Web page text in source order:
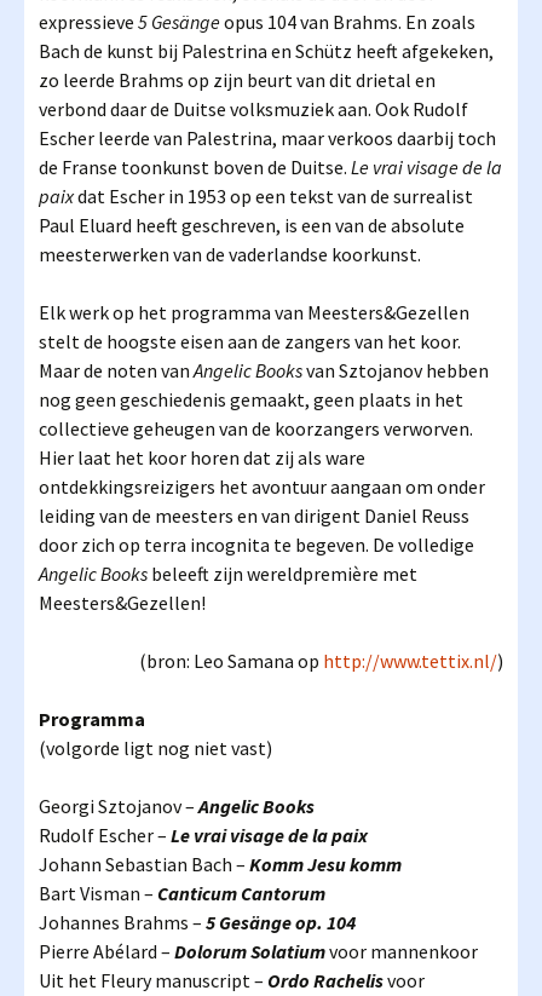
expressieve 5 Gesängeopus 104 van Brahms. En zoals
Bach de kunst bij Palestrina en Schütz heeft afgekeken,
zo leerde Brahms op zijn beurt van dit drietal en
verbond daar de Duitse volksmuziek aan. Ook Rudolf
Escher leerde van Palestrina, maar verkoos daarbij toch
de Franse toonkunst boven de Duitse. Le vrai visage de la
paixdat Escher in 1953 op een tekst van de surrealist
Paul Eluard heeft geschreven, is een van de absolute
meesterwerken van de vaderlandse koorkunst.
Elk werk op het programma van Meesters&Gezellen
stelt de hoogste eisen aan de zangers van het koor.
Maar de noten vanAngelic Booksvan Sztojanov hebben
nog geen geschiedenis gemaakt, geen plaats in het
collectieve geheugen van de koorzangers verworven.
Hier laat het koor horen dat zij als ware
ontdekkingsreizigers het avontuur aangaan om onder
leiding van de meesters en van dirigent Daniel Reuss
door zich op terra incognita te begeven. De volledige
AngelicBooks beleeft zijn wereldpremière met
Meesters&Gezellen!
(bron: Leo Samana op http://www.tettix.nl/)
Programma
(volgorde ligt nog niet vast)
Georgi Sztojanov –Angelic Books
Rudolf Escher – Le vrai visage de la paix
Johann Sebastian Bach – Komm Jesu komm
Bart Visman – Canticum Cantorum
Johannes Brahms – 5 Gesänge op. 104
Pierre Abélard – Dolorum Solatiumvoor mannenkoor
Uit het Fleury manuscript – Ordo Rachelisvoor